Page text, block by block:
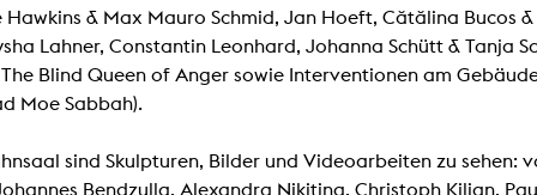
& Max Mauro Schmid, Jan Hoeft, Cătălina Bucos
Lahner, Constantin Leonhard, Johanna Schütt & Tanja
Blind Queen of Anger sowie Interventionen am
Moe Sabbah).
sind Skulpturen, Bilder und Videoarbeiten zu sehen:
Bendzulla, Alexandra Nikitina, Christoph Kilian,